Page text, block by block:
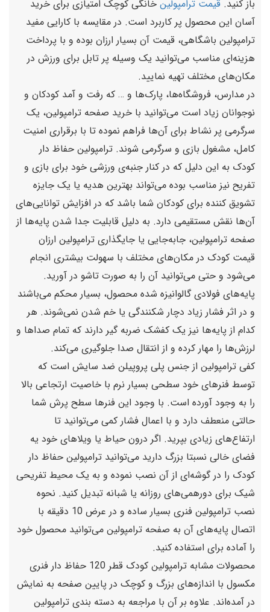
باز کنید. قیمت ترامپولین خانگی کوچک امتیازی برای خرید
آسان این محصول پر کاربرد است. در مقایسه با کارایی مفید
ترامپولین باشگاهی، قیمت آن بسیار ارزان بوده و با پرداخت
هزینه‌ای مناسب می‌توانید یک وسیله پر تابل برای ورزش در
مکان‌های مختلف تهیه نمایید.
در مدارس، فروشگاه‌ها، پارک‌ها و … که رفت و آمد کودکان و
نوجوانان زیاد است می‌توانید با خرید صفحه ترامپولین، یک
سرگرمی پر نشاط برای آن‌ها فراهم نموده تا با برقراری امنیت
کامل، مشغول بازی و سرگرمی شوند. ترامپولین حفاظ دار
کودک به این دلیل که در کنار جنبه‌ی ورزشی خود برای بازی و
تفریح نیز مناسب بوده می‌تواند بهترین هدیه یا یک جایزه
تشویق کننده برای کودکان شما باشد که در افزایش توانایی‌های
آن‌ها نقش مستقیمی دارد. به دلیل قابلیت جدا شدن پایه‌ها از
صفحه ترامپولین، جابه‌جایی یا جایگذاری ترامپولین ارزان
قیمت کودک در مکان‌های مختلف با سهولت بیشتری انجام
می‌شود و حتی می‌توانید آن را به صورت تاشو در آورید.
پایه‌های فولادی گالوانیزه شده محصول، بسیار محکم می‌باشند
و در اثر فشار زیاد دچار شکنندگی یا خم شدن نمی‌شوند. هر
کدام از پایه‌ها نیز یک کفشک ضربه گیر دارند که تمام صداها و
لرزش‌ها را مهار کرده و از انتقال صدا جلوگیری می‌کند.
کفی ترامپولین از جنس پلی پروپیلن ضد سایش است که
توسط فنرهای خود سطحی بسیار نرم با خاصیت ارتجاعی بالا
را به وجود آورده است. با وجود این فنرها سطح پرش شما
حالتی منعطف دارد و با اعمال فشار کمی می‌توانید تا
ارتفاع‌های زیادی بپرید. اگر درون حیاط یا ویلاهای خود یه
فضای خالی نسبتا بزرگ دارید می‌توانید ترامپولین حفاظ دار
کودک را در گوشه‌ای از آن نصب نموده و به یک محیط تفریحی
شیک برای دورهمی‌های روزانه یا شبانه تبدیل کنید. نحوه
نصب ترامپولین فنری بسیار ساده و در عرض 10 دقیقه با
اتصال پایه‌های آن به صفحه ترامپولین می‌توانید محصول خود
را آماده برای استفاده کنید.
محصولات مشابه ترامپولین کودک قطر 120 حفاظ دار فنری
مکسول با اندازه‌های بزرگ و کوچک در پایین صفحه به نمایش
در آمده‌اند. علاوه بر آن با مراجعه به دسته بندی ترامپولین